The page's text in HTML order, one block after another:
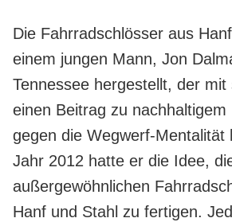
Die Fahrradschlösser aus
einem jungen Mann, Jon
Tennessee hergestellt, der mit
einen Beitrag zu nachhaltigem
gegen die Wegwerf-Mentalität
Jahr 2012 hatte er die Idee,
außergewöhnlichen
Hanf und Stahl zu fertigen.